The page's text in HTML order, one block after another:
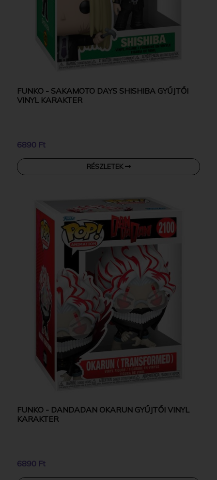
FUNKO - SAKAMOTO DAYS SHISHIBA GYŰJTŐI
VINYL KARAKTER
6890 Ft
RÉSZLETEK
FUNKO - DANDADAN OKARUN GYŰJTŐI VINYL
KARAKTER
6890 Ft